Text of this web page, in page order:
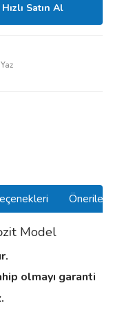
Hızlı Satın Al
Model
olmayı garanti